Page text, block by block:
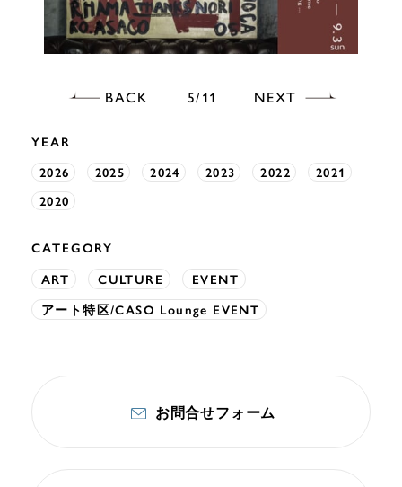
BACK 5 11 NEXT
YEAR
2026
2025 2024 2023 2022
2021
2020
CATEGORY
ART
CULTURE
EVENT
アート特区/CASO Lounge EVENT
お問合せフォーム